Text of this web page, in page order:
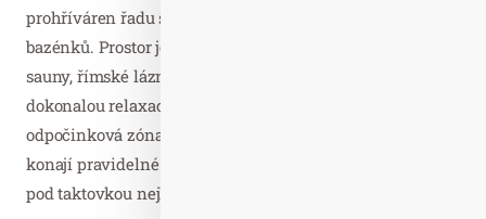
prohříváren řadu speciálních sprch i ochlazovacích
bazénků. Prostor je rozdělen do 3 zón – klasické finské
sauny, římské lázně a venkovní část se zemní baňou. Pro
dokonalou relaxaci a uvolnění jsou k dispozici vířivky a
odpočinková zóna s lehátky. Navíc se v Saunovém světě
konají pravidelné saunové ceremoniály pro dospělé i děti
pod taktovkou nejlepších českých saunérů.